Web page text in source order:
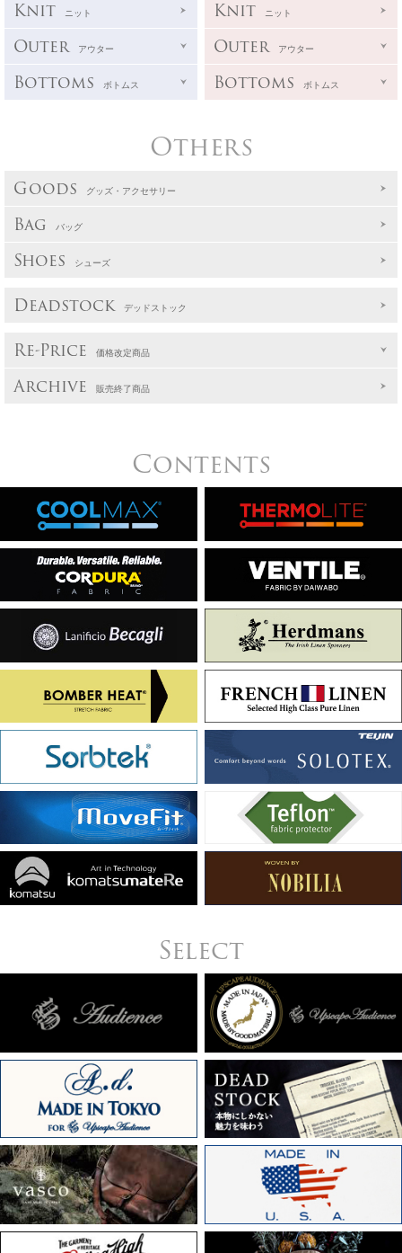
Knit ニット
Outer アウター
Bottoms ボトムス
Knit ニット
Outer アウター
Bottoms ボトムス
Others
Goods グッズ・アクセサリー
Bag バッグ
Shoes シューズ
Deadstock デッドストック
Re-Price 価格改定商品
Archive 販売終了商品
Contents
Select